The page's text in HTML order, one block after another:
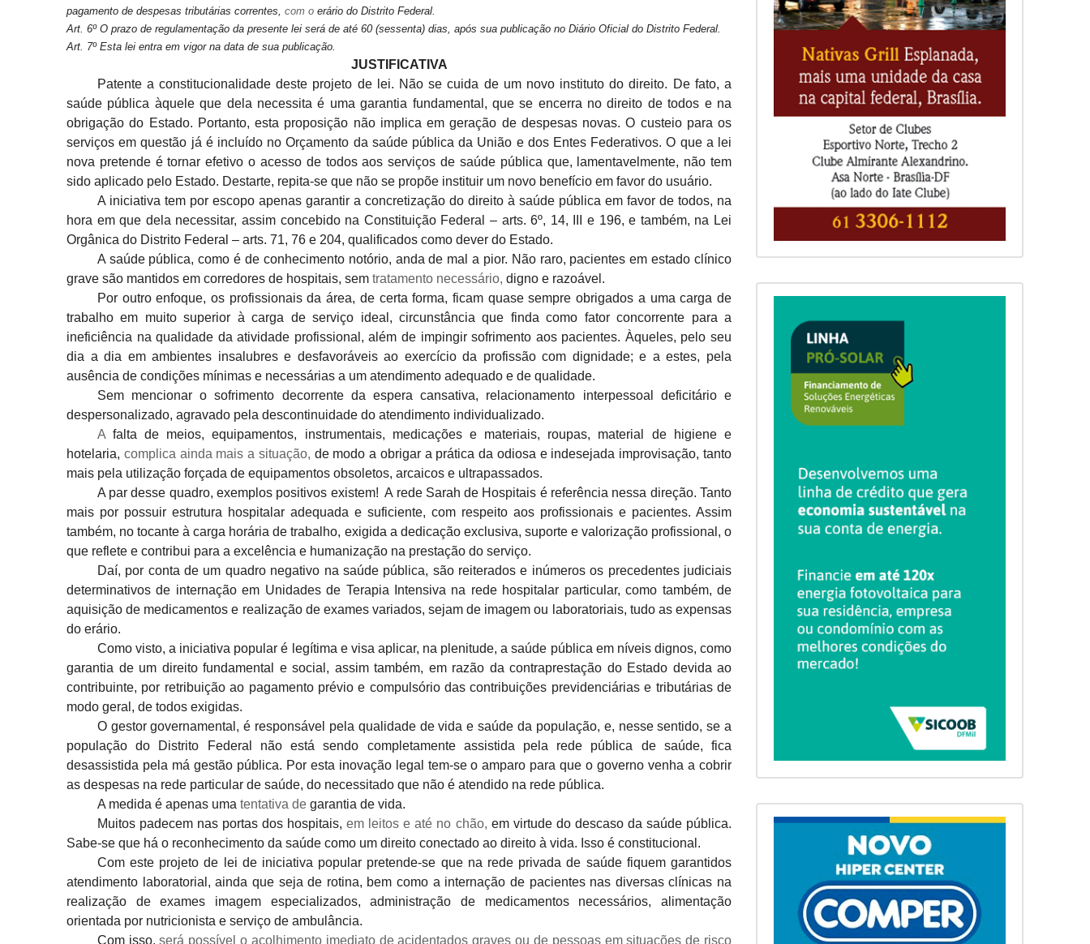
pagamento de despesas tributárias correntes, com o erário do Distrito Federal.
Art. 6º O prazo de regulamentação da presente lei será de até 60 (sessenta) dias, após sua publicação no Diário Oficial do Distrito Federal.
Art. 7º Esta lei entra em vigor na data de sua publicação.
JUSTIFICATIVA
Patente a constitucionalidade deste projeto de lei. Não se cuida de um novo instituto do direito. De fato, a
saúde pública àquele que dela necessita é uma garantia fundamental, que se encerra no direito de todos e na
obrigação do Estado. Portanto, esta proposição não implica em geração de despesas novas. O custeio para os
serviços em questão já é incluído no Orçamento da saúde pública da União e dos Entes Federativos. O que a lei
nova pretende é tornar efetivo o acesso de todos aos serviços de saúde pública que, lamentavelmente, não tem
sido aplicado pelo Estado. Destarte, repita-se que não se propõe instituir um novo benefício em favor do usuário.
A iniciativa tem por escopo apenas garantir a concretização do direito à saúde pública em favor de todos, na
hora em que dela necessitar, assim concebido na Constituição Federal – arts. 6º, 14, III e 196, e também, na Lei
Orgânica do Distrito Federal – arts. 71, 76 e 204, qualificados como dever do Estado.
A saúde pública, como é de conhecimento notório, anda de mal a pior. Não raro, pacientes em estado clínico
grave são mantidos em corredores de hospitais, sem tratamento necessário, digno e razoável.
Por outro enfoque, os profissionais da área, de certa forma, ficam quase sempre obrigados a uma carga de
trabalho em muito superior à carga de serviço ideal, circunstância que finda como fator concorrente para a
ineficiência na qualidade da atividade profissional, além de impingir sofrimento aos pacientes. Àqueles, pelo seu
dia a dia em ambientes insalubres e desfavoráveis ao exercício da profissão com dignidade; e a estes, pela
ausência de condições mínimas e necessárias a um atendimento adequado e de qualidade.
Sem mencionar o sofrimento decorrente da espera cansativa, relacionamento interpessoal deficitário e
despersonalizado, agravado pela descontinuidade do atendimento individualizado.
A falta de meios, equipamentos,
instrumentais, medicações e materiais, roupas, material de higiene e
hotelaria, complica ainda mais a situação, de modo a obrigar a prática da odiosa e indesejada improvisação, tanto
mais pela utilização forçada de equipamentos obsoletos, arcaicos e ultrapassados.
A par desse quadro, exemplos positivos existem! A rede Sarah de Hospitais é referência nessa direção. Tanto
mais por possuir estrutura hospitalar adequada e suficiente, com respeito aos profissionais e pacientes. Assim
também, no tocante à carga horária de trabalho, exigida a dedicação exclusiva, suporte e valorização profissional, o
que reflete e contribui para a excelência e humanização na prestação do serviço.
Daí, por conta de um quadro negativo na saúde pública, são reiterados e inúmeros os precedentes judiciais
determinativos de internação em Unidades de Terapia Intensiva na rede hospitalar particular, como também, de
aquisição de medicamentos e realização de exames variados, sejam de imagem ou laboratoriais, tudo as expensas
do erário.
Como visto, a iniciativa popular é legítima e visa aplicar, na plenitude, a saúde pública em níveis dignos, como
garantia de um direito fundamental e social, assim também, em razão da contraprestação do Estado devida ao
contribuinte, por retribuição ao pagamento prévio e compulsório das contribuições previdenciárias e tributárias de
modo geral, de todos exigidas.
O gestor governamental, é responsável pela qualidade de vida e saúde da população, e, nesse sentido, se a
população do Distrito Federal não
está sendo completamente assistida pela rede pública de saúde, fica
desassistida pela má gestão pública. Por esta inovação legal tem-se o amparo para que o governo venha a cobrir
as despesas na rede particular de saúde, do necessitado que não é atendido na rede pública.
A medida é apenas uma tentativa degarantia de vida.
Muitos padecem nas portas dos hospitais,em leitos e até no chão, em virtude do descaso da saúde pública.
Sabe-se que há o reconhecimento da saúde como um direito conectado ao direito à vida. Isso é constitucional.
Com este projeto de lei de iniciativa popular pretende-se que na rede privada de saúde fiquem garantidos
atendimento laboratorial, ainda que seja de rotina, bem como a internação de pacientes nas diversas clínicas na
realização de exames imagem especializados,
administração de medicamentos necessários, alimentação
orientada por nutricionista e serviço de ambulância.
Com isso,será possível o acolhimento imediato de acidentados graves ou de pessoas em situações de risco